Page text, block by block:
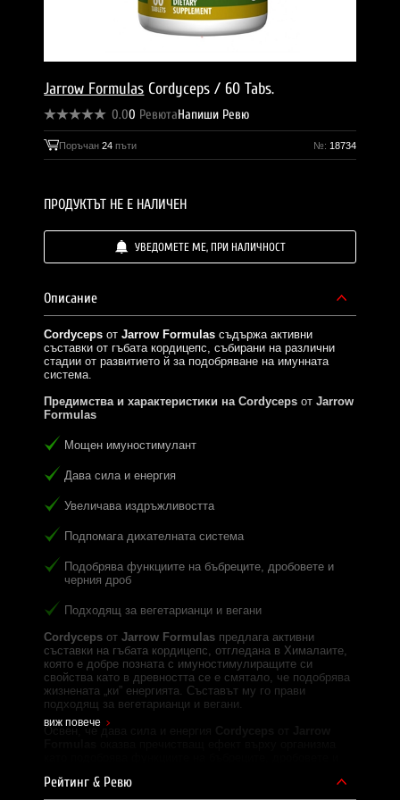
Jarrow Formulas Cordyceps / 60 Tabs.
0.00 РевютаНапиши Ревю
Поръчан24 пъти №: 18734
ПРОДУКТЪТ НЕ Е НАЛИЧЕН
УВЕДОМЕТЕ МЕ, ПРИ НАЛИЧНОСТ
Описание
Cordyceps отJarrow Formulas съдържа активни
съставки от гъбата кордицепс, събирани на различни
стадии от развитието й за подобряване на имунната
система.
Предимства и характеристики на Cordyceps отJarrow
Formulas
Мощен имуностимулант
Дава сила и енергия
Увеличава издръжливостта
Подпомага дихателната система
Подобрява функциите на бъбреците, дробовете и
черния дроб
Подходящ за вегетарианци и вегани
Cordyceps отJarrow Formulas предлага активни
съставки на гъбата кордицепс, отгледана в Хималаите,
която е добре позната с имуностимулиращите си
свойства като в древността се е смятало, че подобрява
жизнената „ки” енергията. Съставът му го прави
подходящ за вегетарианци и вегани.
което могат да се ограничи действието на свободните
виж повече
Рейтинг & Ревю